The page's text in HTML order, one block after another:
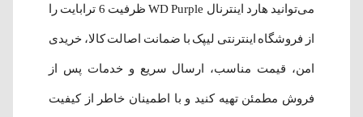
می‌توانید هارد اینترنال WD Purple ظرفیت 6 ترابایت را
از فروشگاه اینترنتی لیپک با ضمانت اصالت کالا، خریدی
امن، قیمت مناسب، ارسال سریع و خدمات پس از
فروش مطمئن تهیه کنید و با اطمینان خاطر از کیفیت